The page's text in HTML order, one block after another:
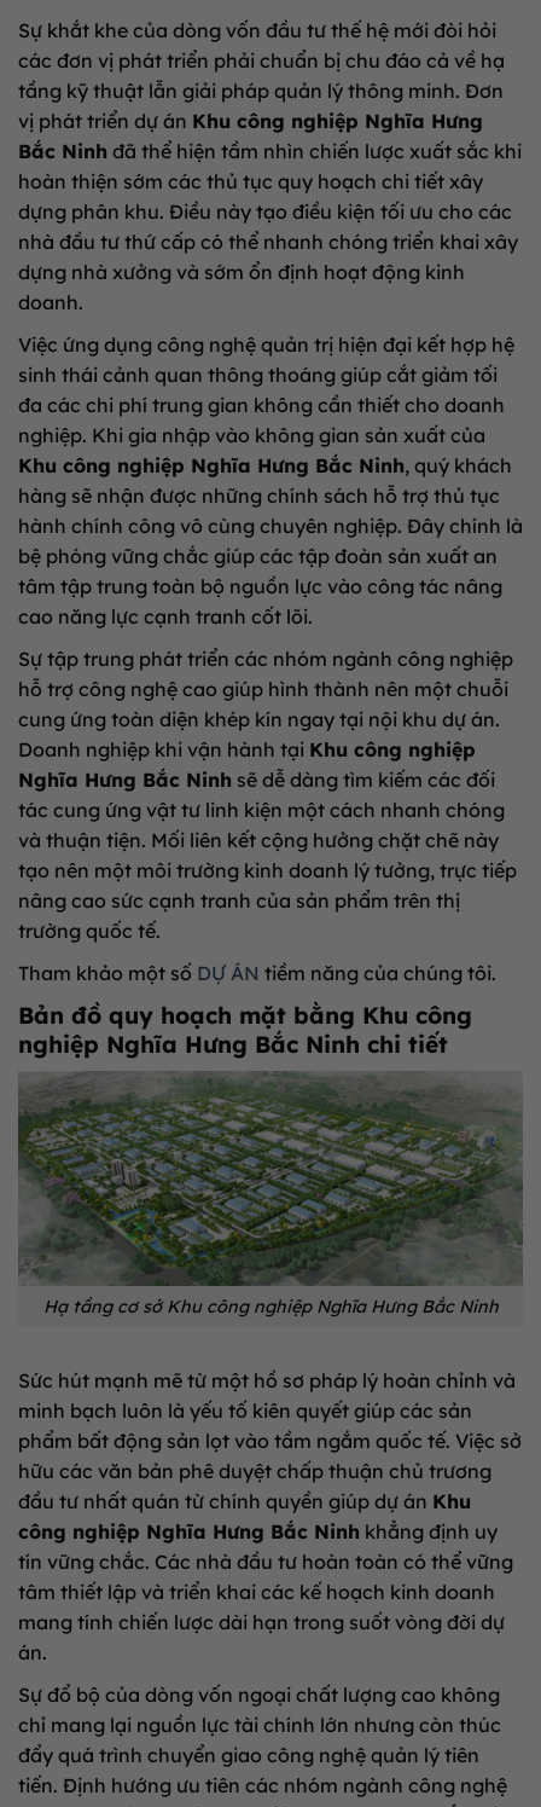
Sự khắt khe của dòng vốn đầu tư thế hệ mới đòi hỏi
các đơn vị phát triển phải chuẩn bị chu đáo cả về hạ
tầng kỹ thuật lẫn giải pháp quản lý thông minh. Đơn
vị phát triển dự án Khu công nghiệp Nghĩa Hưng
Bắc Ninh đã thể hiện tầm nhìn chiến lược xuất sắc khi
hoàn thiện sớm các thủ tục quy hoạch chi tiết xây
dựng phân khu. Điều này tạo điều kiện tối ưu cho các
nhà đầu tư thứ cấp có thể nhanh chóng triển khai xây
dựng nhà xưởng và sớm ổn định hoạt động kinh
doanh.
Việc ứng dụng công nghệ quản trị hiện đại kết hợp hệ
sinh thái cảnh quan thông thoáng giúp cắt giảm tối
đa các chi phí trung gian không cần thiết cho doanh
nghiệp. Khi gia nhập vào không gian sản xuất của
Khu công nghiệp Nghĩa Hưng Bắc Ninh, quý khách
hàng sẽ nhận được những chính sách hỗ trợ thủ tục
hành chính công vô cùng chuyên nghiệp. Đây chính là
bệ phóng vững chắc giúp các tập đoàn sản xuất an
tâm tập trung toàn bộ nguồn lực vào công tác nâng
cao năng lực cạnh tranh cốt lõi.
Sự tập trung phát triển các nhóm ngành công nghiệp
hỗ trợ công nghệ cao giúp hình thành nên một chuỗi
cung ứng toàn diện khép kín ngay tại nội khu dự án.
Doanh nghiệp khi vận hành tại Khu công nghiệp
Nghĩa Hưng Bắc Ninh sẽ dễ dàng tìm kiếm các đối
tác cung ứng vật tư linh kiện một cách nhanh chóng
và thuận tiện. Mối liên kết cộng hưởng chặt chẽ này
tạo nên một môi trường kinh doanh lý tưởng, trực tiếp
nâng cao sức cạnh tranh của sản phẩm trên thị
trường quốc tế.
Tham khảo một số DỰ ÁN tiềm năng của chúng tôi.
Bản đồ quy hoạch mặt bằng Khu công
nghiệp Nghĩa Hưng Bắc Ninh chi tiết
Hạ tầng cơ sở Khu công nghiệp Nghĩa Hưng Bắc Ninh
Sức hút mạnh mẽ từ một hồ sơ pháp lý hoàn chỉnh và
minh bạch luôn là yếu tố kiên quyết giúp các sản
phẩm bất động sản lọt vào tầm ngắm quốc tế. Việc sở
hữu các văn bản phê duyệt chấp thuận chủ trương
đầu tư nhất quán từ chính quyền giúp dự án Khu
công nghiệp Nghĩa Hưng Bắc Ninh khẳng định uy
tín vững chắc. Các nhà đầu tư hoàn toàn có thể vững
tâm thiết lập và triển khai các kế hoạch kinh doanh
mang tính chiến lược dài hạn trong suốt vòng đời dự
án.
Sự đổ bộ của dòng vốn ngoại chất lượng cao không
chỉ mang lại nguồn lực tài chính lớn nhưng còn thúc
đẩy quá trình chuyển giao công nghệ quản lý tiên
tiến. Định hướng ưu tiên các nhóm ngành công nghệ